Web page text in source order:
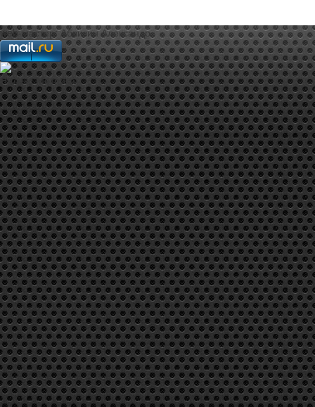
web-мастер:Аблизин Александр